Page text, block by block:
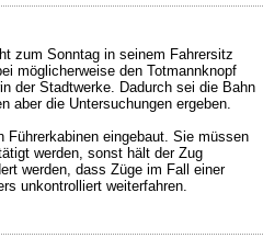
zum Sonntag in seinem Fahrersitz
möglicherweise den Totmannknopf
der Stadtwerke. Dadurch sei die Bahn
aber die Untersuchungen ergeben.
Führerkabinen eingebaut. Sie müssen
werden, sonst hält der Zug
werden, dass Züge im Fall einer
unkontrolliert weiterfahren.